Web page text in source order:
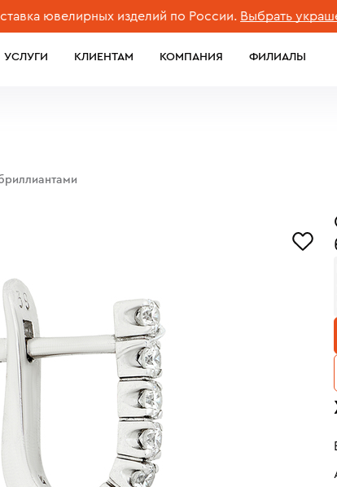
ювелирных изделий по России. Выбрать украшение
УСЛУГИ КЛИЕНТАМ КОМПАНИЯ ФИЛИАЛЫ